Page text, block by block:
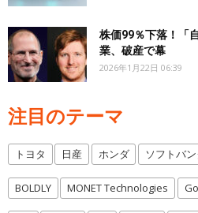
株価99％下落！「
業、破産で幕
2026年1月22日 06:39
注目のテーマ
トヨタ 日産 ホンダ ソフトバン
BOLDLY MONET Technologies